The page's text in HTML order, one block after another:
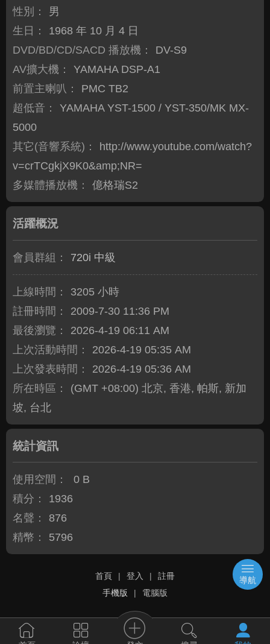
性別：
男
生日：
1968 年 10 月 4 日
DVD/BD/CD/SACD 播放機：
DV-S9
AV擴大機：
YAMAHA DSP-A1
前置主喇叭：
PMC TB2
超低音：
YAMAHA YST-1500 / YST-350/MK MX-
5000
其它(音響系統)：
http://www.youtube.com/watch?
v=crTCgkjX9K0&amp;NR=
多媒體播放機：
億格瑞S2
活躍概況
會員群組： 720i 中級
上線時間：
3205 小時
註冊時間：
2009-7-30 11:36 PM
最後瀏覽：
2026-4-19 06:11 AM
上次活動時間：
2026-4-19 05:35 AM
上次發表時間：
2026-4-19 05:36 AM
所在時區：
(GMT +08:00) 北京, 香港, 帕斯, 新加
坡, 台北
統計資訊
使用空間：
0 B
積分：
1936
名聲：
876
精幣：
5796
首頁 | 登入 |
註冊
手機版
| 電腦版
導航